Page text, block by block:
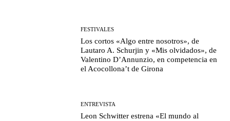
FESTIVALES
Los cortos «Algo entre nosotros», de
Lautaro A. Schurjin y «Mis olvidados», de
Valentino D’Annunzio, en competencia en
el Acocollona’t de Girona
ENTREVISTA
Leon Schwitter estrena «El mundo al